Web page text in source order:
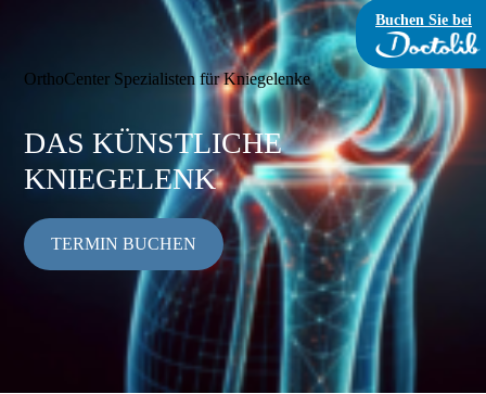
Buchen Sie bei
OrthoCenter Spezialisten für Kniegelenke
DAS KÜNSTLICHE
KNIEGELENK
TERMIN BUCHEN